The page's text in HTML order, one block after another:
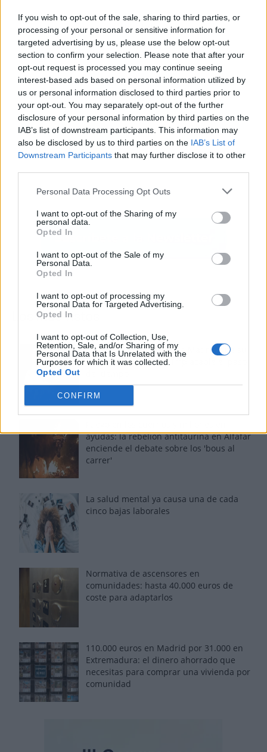
If you wish to opt-out of the sale, sharing to third parties, or
processing of your personal or sensitive information for
targeted advertising by us, please use the below opt-out
section to confirm your selection. Please note that after your
opt-out request is processed you may continue seeing
interest-based ads based on personal information utilized by
us or personal information disclosed to third parties prior to
your opt-out. You may separately opt-out of the further
disclosure of your personal information by third parties on the
IAB’s list of downstream participants. This information may
also be disclosed by us to third parties on the IAB’s List of
Downstream Participants that may further disclose it to other
Personal Data Processing Opt Outs
I want to opt-out of the Sharing of my
personal data.
Opted In
I want to opt-out of the Sale of my
Personal Data.
Opted In
I want to opt-out of processing my
Personal Data for Targeted Advertising.
Opted In
I want to opt-out of Collection, Use,
Retention, Sale, and/or Sharing of my
Personal Data that Is Unrelated with the
Purposes for which it was collected.
Opted Out
CONFIRM
Publicidad
Los más vistos
Tom Jones demuestra en Madrid que su
voz sigue desafiando implacable el paso
ayudas: la rebelión antitaurina en Alfafar
enciende el debate sobre los 'bous al
carrer'
La salud mental ya causa una de cada
cinco bajas laborales
Normativa de ascensores en
comunidades: hasta 40.000 euros de
coste para adaptarlos
110.000 euros en Madrid por 31.000 en
Extremadura: el dinero ahorrado que
necesitas para comprar una vivienda por
comunidad